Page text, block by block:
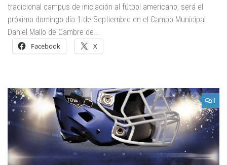
tradicional campus de iniciación al fútbol americano, será el
próximo domingo día 1 de Septiembre en el Campo Municipal
Daniel Mallo de Cambre de...
Facebook X
1